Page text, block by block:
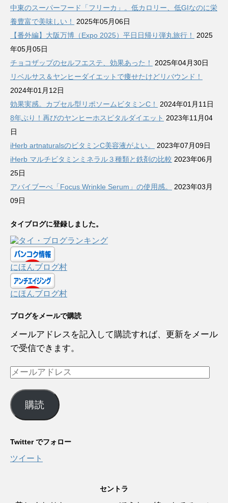
中東のスーパーフード「フリーカ」。低カロリー、低GIなのに栄
養豊富で美味しい！
2025年05月06日
【番外編】大阪万博（Expo 2025）平日日帰り弾丸旅行！
2025
年05月05日
チョコザップのセルフエステ、効果あった！
2025年04月30日
リベルサス＆ヤンヒーダイエットで痩せたけどリバウンド！
2024年01月12日
効果実感。カプセル型リポソームビタミンC！
2024年01月11日
8年ぶり！再びのヤンヒーホスピタルダイエット 2023年11月04
日
iHerb artnaturalsのビタミンC美容液がよい。
2023年07月09日
iHerb マルチビタミンミネラル３種類と鉄剤の比較 2023年06月
25日
アバイブーべ「Focus Wrinkle Serum」の使用感。
2023年03月
09日
タイブログに登録しました。
にほんブログ村
にほんブログ村
ブログをメールで購読
メールアドレスを記入して購読すれば、更新をメール
で受信できます。
メ
ル
ア
レ
ス
購読
Twitter でフォロー
ツイート
セントラ